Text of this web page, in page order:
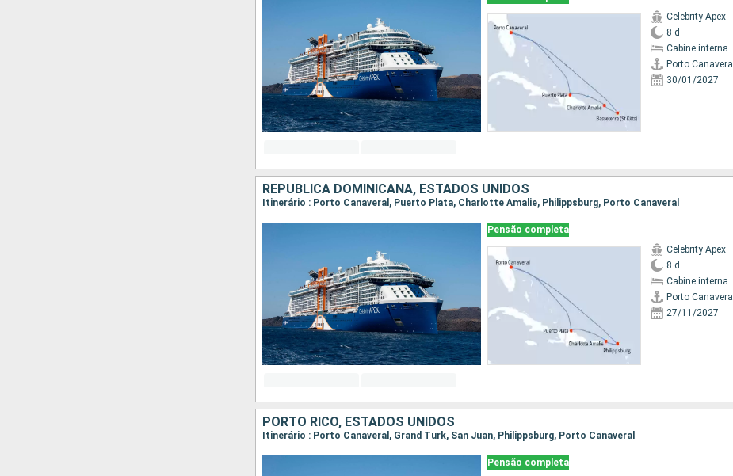
Celebrity Apex
8 d
Cabine interna
Porto Canaveral
30/01/2027
REPUBLICA DOMINICANA, ESTADOS UNIDOS
Itinerário : Porto Canaveral, Puerto Plata, Charlotte Amalie, Philippsburg, Porto Canaveral
Pensão completa
Celebrity Apex
8 d
Cabine interna
Porto Canaveral
27/11/2027
PORTO RICO, ESTADOS UNIDOS
Itinerário : Porto Canaveral, Grand Turk, San Juan, Philippsburg, Porto Canaveral
Pensão completa